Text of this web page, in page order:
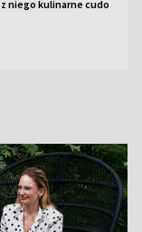
niego kulinarne cudo